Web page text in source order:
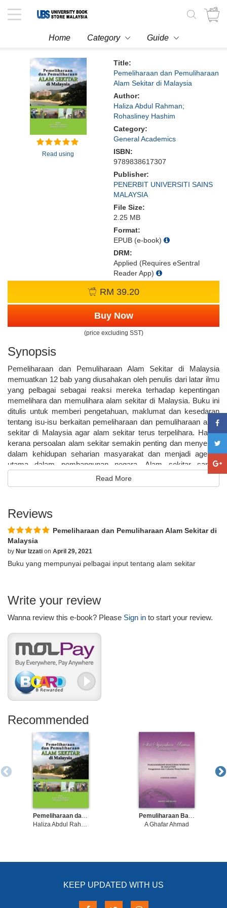
Toggle
navigation
Home Category Guide
Read using
Title:
Pemeliharaan dan Pemuliharaan
Alam Sekitar di Malaysia
Author:
Haliza Abdul Rahman;
Rohasliney Hashim
Category:
General Academics
ISBN:
9789838617307
Publisher:
PENERBIT UNIVERSITI SAINS
MALAYSIA
File Size:
2.25 MB
Format:
EPUB (e-book)
DRM:
Applied (Requires eSentral
Reader App)
RM 39.20
Buy Now
(price excluding SST)
Synopsis
Pemeliharaan dan Pemuliharaan Alam Sekitar di Malaysia
memuatkan 12 bab yang diusahakan oleh penulis dari latar ilmu
yang pelbagai sebagai reaksi mereka terhadap kepentingan
memelihara dan memulihara alam sekitar di Malaysia. Buku ini
ditulis untuk memberi pengetahuan, maklumat dan kesedaran
tentang isu-isu berkaitan pemeliharaan dan pemuliharaan alam
sekitar di Malaysia agar alam sekitar terus terpelihara. Hal ini
kerana persoalan alam sekitar semakin penting dan menyerlah
dalam kehidupan seharian masyarakat dan menjadi agenda
utama dalam pembangunan negara. Alam sekitar sangat
penting dipelihara dan dipulihara kerana ia bukan sahaja
memberikan perkhidmatan kepada manusia tetapi juga
buku lain di samping menampung kekurangan tersebut dalam
usaha memupuk sikap prihatin dan sifat kecintaan yang
mendalam terhadap alam sekitar.
Read More
Reviews
Pemeliharaan dan Pemuliharaan Alam Sekitar di
Malaysia
by Nur Izzati on April 29, 2021
Buku yang mempunyai pelbagai input tentang alam sekitar
Write your review
Wanna review this e-book? Please Sign in to start your review.
Recommended
Pemeliharaan dan Pemuliharaan Alam Sekitar di Malaysia
Haliza Abdul Rahman; Rohasliney Hashim
Pemuliharaan Bangunan Warisan di Malaysia: Pengalaman dan Cabaran Masa Hadapan
A Ghafar Ahmad
KEEP UPDATED WITH US